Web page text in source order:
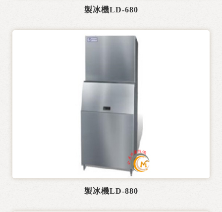
製冰機LD-680
製冰機LD-880